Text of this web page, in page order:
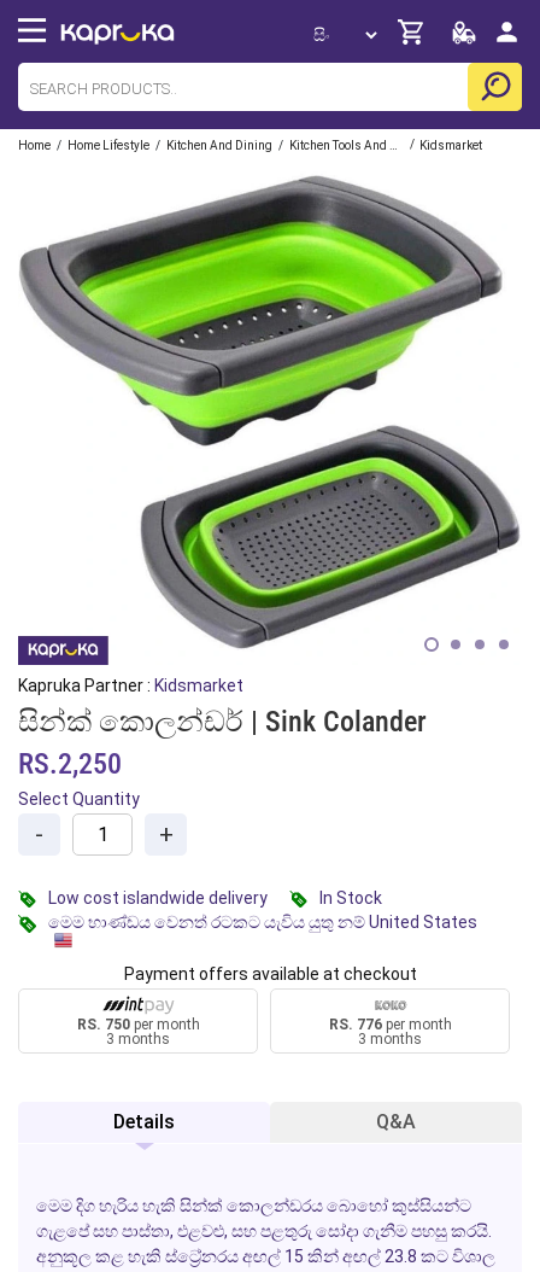
Home / Home Lifestyle / Kitchen And Dining / / Kidsmarket
Kapruka Partner : Kidsmarket
සින්ක් කොලන්ඩර් | Sink Colander
RS.2,250
Select Quantity
- +
Low cost islandwide delivery
In Stock
මෙම භාණ්ඩය වෙනත් රටකට යැවිය යුතු නම් United States
Payment offers available at checkout
RS. 750per month
3 months
RS. 776per month
3 months
Details Q&A
මෙම දිග හැරිය හැකි සින්ක් කොලන්ඩරය බොහෝ කුස්සියන්ට
ගැළපේ සහ පාස්තා, එළවළු, සහ පළතුරු සෝදා ගැනීම පහසු කරයි.
අනුකූල කළ හැකි ස්ට්‍රේනරය අඟල් 15 කින් අඟල් 23.8 කට විශාල